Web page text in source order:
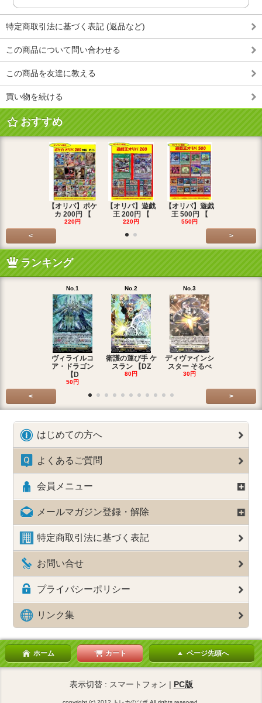
特定商取引法に基づく表記 (返品など)
この商品について問い合わせる
この商品を友達に教える
買い物を続ける
おすすめ
【オリパ】ポケ
カ 200円 【
220円
【オリパ】遊戯
王 200円 【
220円
【オリパ】遊戯
王 500円 【
550円
< >
ランキング
No.1
ヴィライルコ
ア・ドラゴン
【D
50円
No.2
衛護の運び手 ケ
スラン 【DZ
80円
No.3
ディヴァインシ
スター そるべ
30円
< >
はじめての方へ
よくあるご質問
会員メニュー
メールマガジン登録・解除
特定商取引法に基づく表記
お問い合せ
プライバシーポリシー
リンク集
ホーム カート ページ先頭へ
表示切替 : スマートフォン | PC版